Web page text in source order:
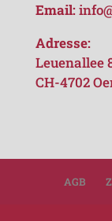
Email:
Adresse:
Leuenallee
CH-4702
AGB